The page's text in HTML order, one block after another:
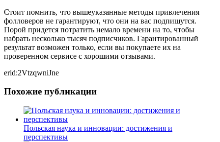
Стоит помнить, что вышеуказанные методы привлечения
фолловеров не гарантируют, что они на вас подпишутся.
Порой придется потратить немало времени на то, чтобы
набрать несколько тысяч подписчиков. Гарантированный
результат возможен только, если вы покупаете их на
проверенном сервисе с хорошими отзывами.
erid:2VtzqwniJne
Похожие публикации
Польская наука и инновации: достижения и
перспективы